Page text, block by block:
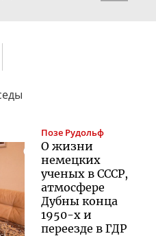
Позе Рудольф
О жизни
немецких
ученых в СССР,
атмосфере
Дубны конца
1950-х и
переезде в ГДР